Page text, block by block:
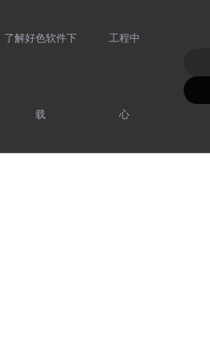
了解好色软件下
载
工程中
心